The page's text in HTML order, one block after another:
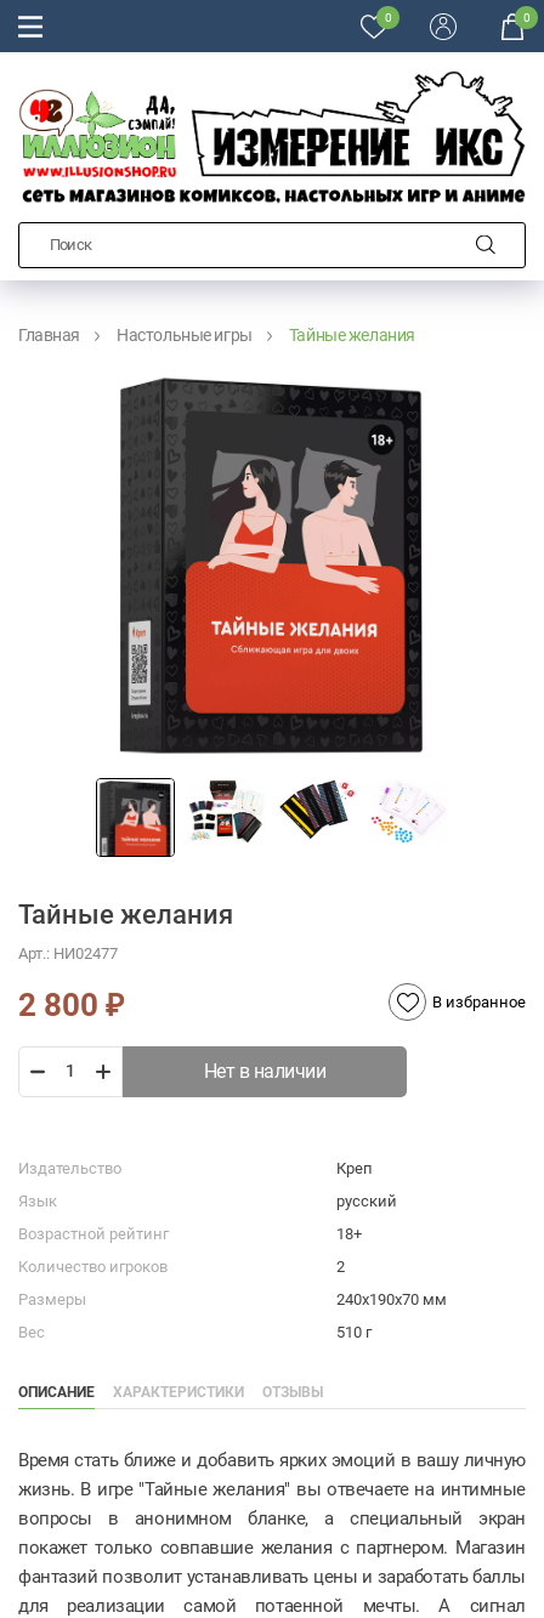
0 0
Главная Настольные игры Тайные желания
Тайные желания
Арт.: НИ02477
2 800 ₽ В избранное
Нет в наличии
Издательство
Креп
Язык
русский
Возрастной рейтинг
18+
Количество игроков
2
Размеры
240х190х70 мм
Вес
510 г
ОПИСАНИЕ ХАРАКТЕРИСТИКИ ОТЗЫВЫ
Время стать ближе и добавить ярких эмоций в вашу личную
жизнь. В игре "Тайные желания" вы отвечаете на интимные
вопросы в анонимном бланке, а специальный экран
покажет только совпавшие желания с партнером. Магазин
фантазий позволит устанавливать цены и заработать баллы
для реализации самой потаенной мечты. А сигнал